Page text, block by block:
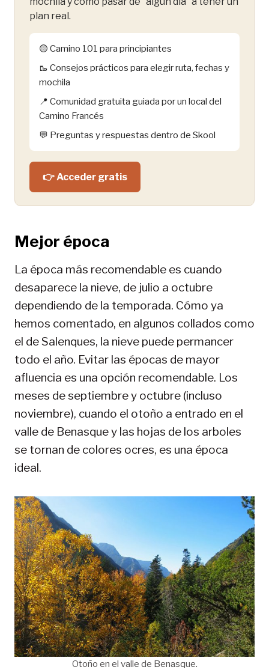
plan real.
🟡 Camino 101 para principiantes
🥾 Consejos prácticos para elegir ruta, fechas y
mochila
📍 Comunidad gratuita guiada por un local del
Camino Francés
💬 Preguntas y respuestas dentro de Skool
👉 Acceder gratis
Mejor época
La época más recomendable es cuando
desaparece la nieve, de julio a octubre
dependiendo de la temporada. Cómo ya
hemos comentado, en algunos collados como
el de Salenques, la nieve puede permancer
todo el año. Evitar las épocas de mayor
afluencia es una opción recomendable. Los
meses de septiembre y octubre (incluso
noviembre), cuando el otoño a entrado en el
valle de Benasque y las hojas de los arboles
se tornan de colores ocres, es una época
ideal.
Otoño en el valle de Benasque.